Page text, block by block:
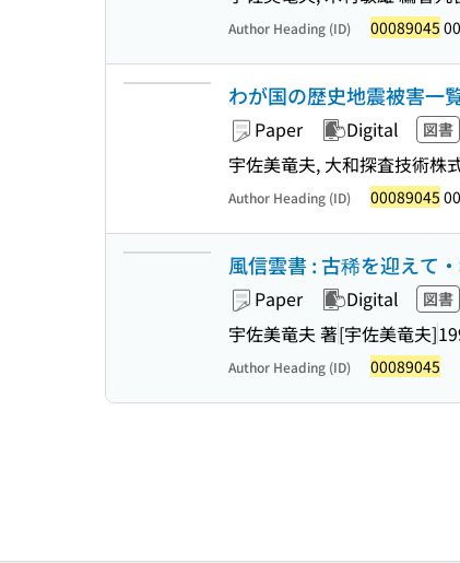
Author Heading (ID) 00089045
わが国の歴史地震被害一
Paper Digital 図書
宇佐美竜夫, 大和探査技術株
Author Heading (ID) 00089045
風信雲書 : 古稀を迎えて
Paper Digital 図書
宇佐美竜夫 著[宇佐美竜夫]
Author Heading (ID) 00089045